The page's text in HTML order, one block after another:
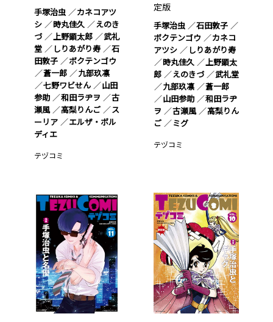
手塚治虫
カネコアツ
シ
時丸佳久
えのき
づ
上野顕太郎
武礼
堂
しりあがり寿
石
田敦子
ボクテンゴウ
蒼一郎
九部玖凛
七野ワビせん
山田
参助
和田ラヂヲ
古
瀬風
高梨りんご
ス
ーリア
エルザ・ボル
ディエ
テヅコミ
定版
手塚治虫
石田敦子
ボクテンゴウ
カネコ
アツシ
しりあがり寿
時丸佳久
上野顕太
郎
えのきづ
武礼堂
九部玖凛
蒼一郎
山田参助
和田ラヂ
ヲ
古瀬風
高梨りん
ご
ミグ
テヅコミ